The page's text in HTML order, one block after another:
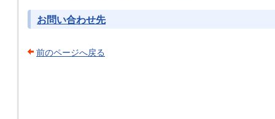
お問い合わせ先
前のページへ戻る